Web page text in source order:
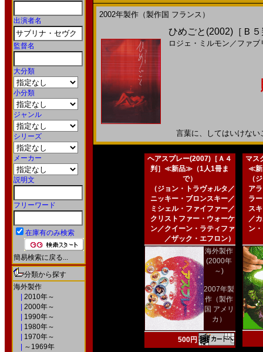
出演者名
監督名
大分類
小分類
ジャンル
シリーズ
メーカー
説明文
フリーワード
在庫有のみ検索
簡易検索に戻る...
分類から探す
海外製作
2010年～
2000年～
1990年～
1980年～
1970年～
～1969年
2002年製作（製作国 フランス）
ひめごと(2002)［Ｂ
ロジェ・ミルモン ／ ファブ
言葉に、してはいけな
ヘアスプレー(2007)［Ａ４
判］≪新品≫（1人1冊ま
で）
（ジョン・トラヴォルタ／
ニッキー・ブロンスキー／
ミシェル・ファイファー／
クリストファー・ウォーケ
ン／クイーン・ラティファ
／ザック・エフロン）
海外製作
(2000年
～)
2007年製
作（製作
国 アメリ
カ）
500円
マス
≪新
（
ア
ラ
ス
／
ン